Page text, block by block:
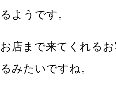
るようです。
お店まで来てくれる
るみたいですね。